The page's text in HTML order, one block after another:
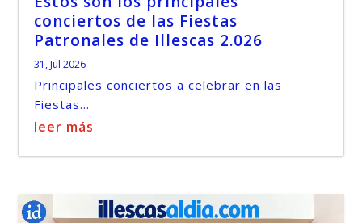
conciertos de las Fiestas
Patronales de Illescas 2.026
31, Jul 2026
Principales conciertos a celebrar en las
Fiestas...
leer más